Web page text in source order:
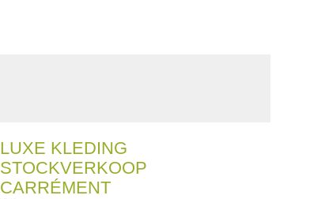
LUXE KLEDING
STOCKVERKOOP
CARRÉMENT